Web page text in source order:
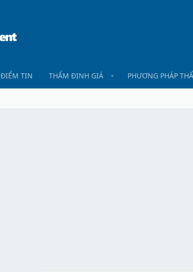
ĐIỂM TIN THẨM ĐỊNH GIÁ PHƯƠNG PHÁP